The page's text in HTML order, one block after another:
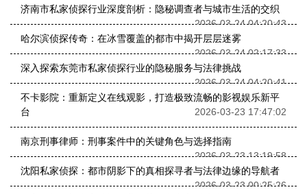
济南市私家侦探行业深度剖析：隐秘调查者与城市生活的交织
2026-03-24 04:20:43
哈尔滨侦探传奇：在冰雪覆盖的都市中揭开层层迷雾
2026-03-24 02:17:33
深入探索东莞市私家侦探行业的隐秘服务与法律挑战
2026-03-24 04:20:41
不卡影院：重新定义在线观影，打造极致流畅的影视娱乐新平
台
2026-03-23 17:47:02
南京刑事律师：刑事案件中的关键角色与选择指南
2026-03-23 13:19:58
沈阳私家侦探：都市阴影下的真相探寻者与法律边缘的导航者
2026-03-23 00:25:26